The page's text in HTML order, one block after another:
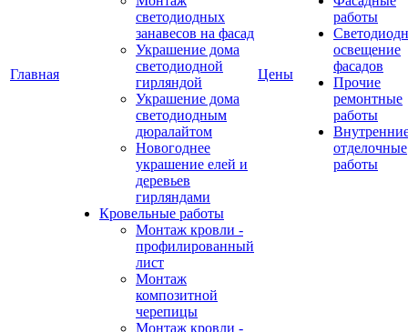
Главная
светодиодных
занавесов на фасад
Украшение дома
светодиодной
гирляндой
Украшение дома
светодиодным
дюралайтом
Новогоднее
украшение елей и
деревьев
гирляндами
Кровельные работы
Монтаж кровли -
профилированный
лист
Монтаж
композитной
черепицы
Монтаж кровли -
Цены
работы
освещение
фасадов
Прочие
ремонтные
работы
отделочные
работы